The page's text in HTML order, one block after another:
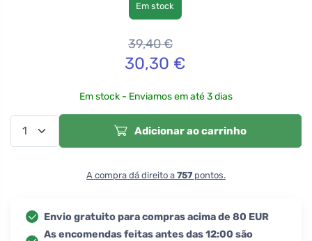
Em stock
39,40€
30,30 €
Em stock - Enviamos em até 3 dias
Adicionar ao carrinho
A compra dá direito a 757 pontos.
Envio gratuito para compras acima de 80 EUR
As encomendas feitas antes das 12:00 são